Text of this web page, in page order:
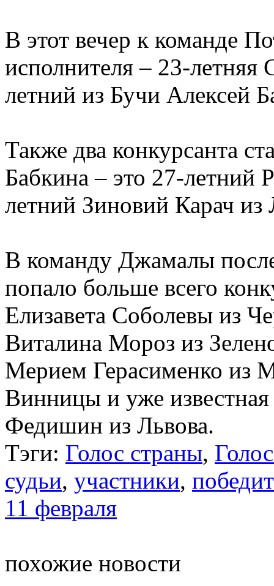
В этот вечер к команде
исполнителя – 23-летняя
летний из Бучи Алексей
Также два конкурсанта
Бабкина – это 27-летний
летний Зиновий Карач из
В команду Джамалы
попало больше всего
Елизавета Соболевы из
Виталина Мороз из
Мерием Герасименко из
Винницы и уже
Федишин из Львова.
Тэги: Голос страны,
судьи, участники,
11 февраля
похожие новости